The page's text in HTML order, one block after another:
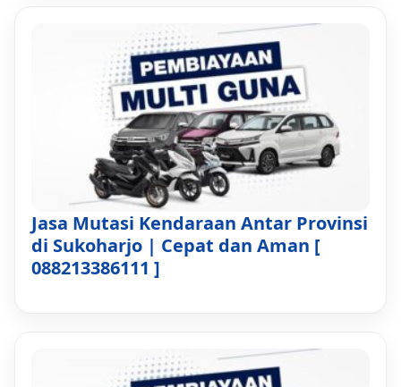
Jasa Mutasi Kendaraan Antar Provinsi
di Sukoharjo | Cepat dan Aman [
088213386111 ]